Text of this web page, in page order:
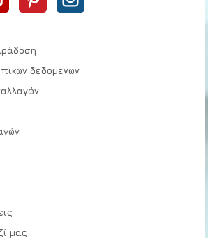
δεδομένων
μας